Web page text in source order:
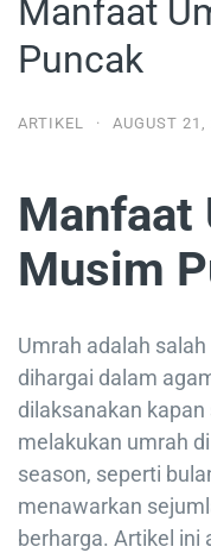
Manfaat
Puncak
ARTIKEL · AUGUST 21,
Manfaat
Musim
Umrah adalah
dihargai dalam
dilaksanakan
melakukan umrah
season, seperti
menawarkan
berharga. Artikel ini